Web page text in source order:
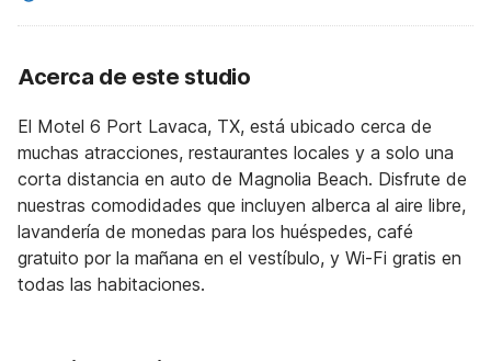
Acerca de este studio
El Motel 6 Port Lavaca, TX, está ubicado cerca de
muchas atracciones, restaurantes locales y a solo una
corta distancia en auto de Magnolia Beach. Disfrute de
nuestras comodidades que incluyen alberca al aire libre,
lavandería de monedas para los huéspedes, café
gratuito por la mañana en el vestíbulo, y Wi-Fi gratis en
todas las habitaciones.